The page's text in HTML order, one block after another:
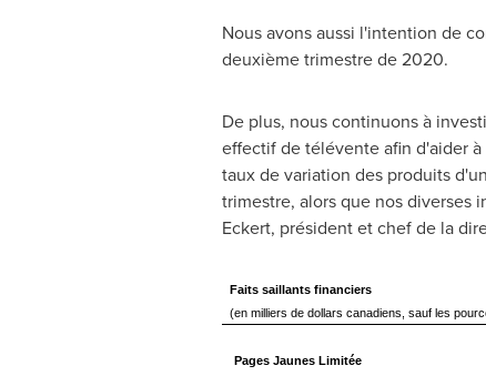
Nous avons aussi l'intention de
deuxième trimestre de 2020.
De plus, nous continuons à
effectif de télévente afin d'aider
taux de variation des produits
trimestre, alors que nos diverses
Eckert, président et chef de la
Faits saillants financiers
(en milliers de dollars canadiens, sauf les
Pages Jaunes Limitée